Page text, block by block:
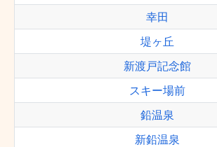
幸田
堤ヶ丘
新渡戸記念館
スキー場前
鉛温泉
新鉛温泉